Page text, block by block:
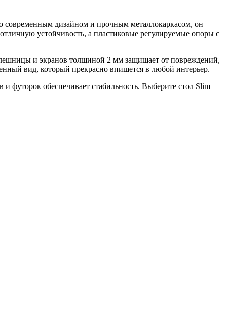
современным дизайном и прочным металлокаркасом, он
устойчивость, а пластиковые регулируемые опоры с
и экранов толщиной 2 мм защищает от повреждений,
вид, который прекрасно впишется в любой интерьер.
футорок обеспечивает стабильность. Выберите стол Slim